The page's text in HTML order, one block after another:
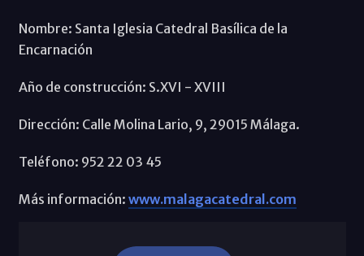
Nombre: Santa Iglesia Catedral Basílica de la
Encarnación
Año de construcción: S.XVI - XVIII
Dirección: Calle Molina Lario, 9, 29015 Málaga.
Teléfono: 952 22 03 45
Más información: www.malagacatedral.com